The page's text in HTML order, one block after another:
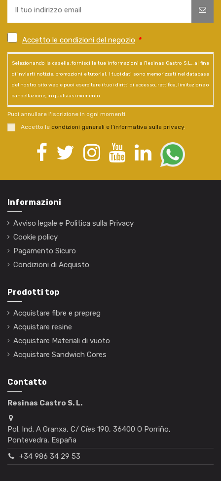
Accetto le condizioni del negozio *
Selezionando la casella, fornisci le tue informazioni a Resinas Castro S.L., al fine
di inviarti notizie, promozioni e tutorial. I tuoi dati sono memorizzati nel database
del nostro sito web e puoi esercitare i tuoi diritti di accesso, rettifica, limitazione o
cancellazione, in qualsiasi momento.
Puoi annullare l'iscrizione in ogni momenti.
Accetto le condizioni generali e l’informativa sulla privacy.
Informazioni
Avviso legale e Politica sulla Privacy
Cookie policy
Pagamento Sicuro
Condizioni di Acquisto
Prodotti top
Acquistare fibre e prepreg
Acquistare resine
Acquistare Materiali di vuoto
Acquistare Sandwich Cores
Contatto
Resinas Castro S. L.
Pol. Ind. A Granxa, C/ Cíes 190, 36400 O Porriño,
Pontevedra, España
+34 986 34 29 53